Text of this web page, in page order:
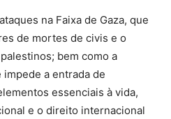
na Faixa de Gaza, que
de mortes de civis e o
bem como a
a entrada de
essenciais à vida,
e o direito internacional